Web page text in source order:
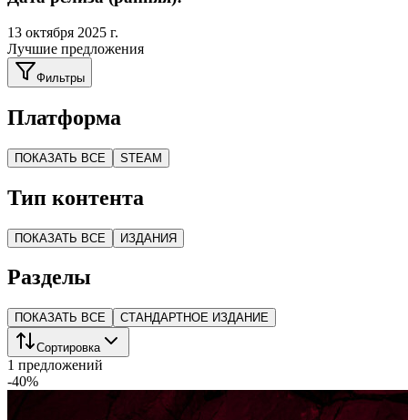
13 октября 2025 г.
Лучшие предложения
Фильтры
Платформа
ПОКАЗАТЬ ВСЕ STEAM
Тип контента
ПОКАЗАТЬ ВСЕ ИЗДАНИЯ
Разделы
ПОКАЗАТЬ ВСЕ СТАНДАРТНОЕ ИЗДАНИЕ
Сортировка
1 предложений
-40%